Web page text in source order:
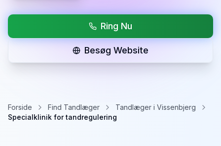
Ring Nu
Besøg Website
Forside Find Tandlæger
Tandlæger i Vissenbjerg
Specialklinik for tandregulering